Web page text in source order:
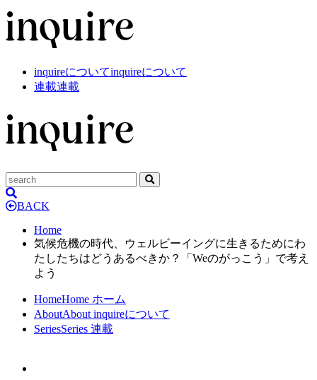
inquireについてinquireについて
連載連載
BACK
Home
気候危機の時代、ウェルビーイングに生きるためにわ
たしたちはどうあるべきか？「Weのがっこう」で考え
よう
HomeHome ホーム
AboutAbout inquireについて
SeriesSeries 連載